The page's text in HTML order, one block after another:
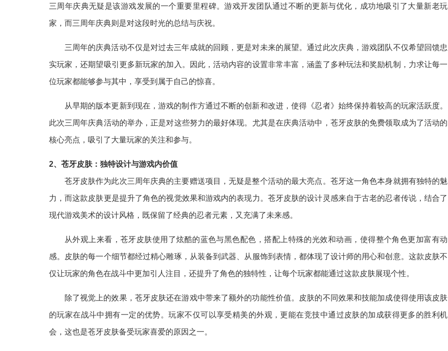
三周年庆典无疑是该游戏发展的一个重要里程碑。游戏开发团队通过不断的更新与优化，成功地吸引了大量新老玩
家，而三周年庆典则是对这段时光的总结与庆祝。
三周年的庆典活动不仅是对过去三年成就的回顾，更是对未来的展望。通过此次庆典，游戏团队不仅希望回馈忠
实玩家，还期望吸引更多新玩家的加入。因此，活动内容的设置非常丰富，涵盖了多种玩法和奖励机制，力求让每一
位玩家都能够参与其中，享受到属于自己的惊喜。
从早期的版本更新到现在，游戏的制作方通过不断的创新和改进，使得《忍者》始终保持着较高的玩家活跃度。
此次三周年庆典活动的举办，正是对这些努力的最好体现。尤其是在庆典活动中，苍牙皮肤的免费领取成为了活动的
核心亮点，吸引了大量玩家的关注和参与。
2、苍牙皮肤：独特设计与游戏内价值
苍牙皮肤作为此次三周年庆典的主要赠送项目，无疑是整个活动的最大亮点。苍牙这一角色本身就拥有独特的魅
力，而这款皮肤更是提升了角色的视觉效果和游戏内的表现力。苍牙皮肤的设计灵感来自于古老的忍者传说，结合了
现代游戏美术的设计风格，既保留了经典的忍者元素，又充满了未来感。
从外观上来看，苍牙皮肤使用了炫酷的蓝色与黑色配色，搭配上特殊的光效和动画，使得整个角色更加富有动
感。皮肤的每一个细节都经过精心雕琢，从装备到武器、从服饰到表情，都体现了设计师的用心和创意。这款皮肤不
仅让玩家的角色在战斗中更加引人注目，还提升了角色的独特性，让每个玩家都能通过这款皮肤展现个性。
除了视觉上的效果，苍牙皮肤还在游戏中带来了额外的功能性价值。皮肤的不同效果和技能加成使得使用该皮肤
的玩家在战斗中拥有一定的优势。玩家不仅可以享受精美的外观，更能在竞技中通过皮肤的加成获得更多的胜利机
会，这也是苍牙皮肤备受玩家喜爱的原因之一。